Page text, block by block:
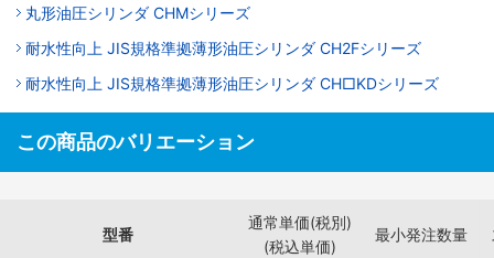
丸形油圧シリンダ CHMシリーズ
耐水性向上 JIS規格準拠薄形油圧シリンダ CH2Fシリーズ
耐水性向上 JIS規格準拠薄形油圧シリンダ CH□KDシリーズ
この商品のバリエーション
型番
通常単価(税別)
(税込単価)
最小発注数量